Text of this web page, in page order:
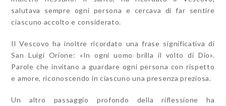
salutava sempre ogni persona e cercava di far sentire
ciascuno accolto e considerato.
Il Vescovo ha inoltre ricordato una frase significativa di
San Luigi Orione: «In ogni uomo brilla il volto di Dio».
Parole che invitano a guardare ogni persona con rispetto
e amore, riconoscendo in ciascuno una presenza preziosa.
Un altro passaggio profondo della riflessione ha